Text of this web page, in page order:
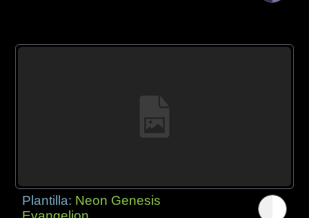
Plantilla: Neon Genesis